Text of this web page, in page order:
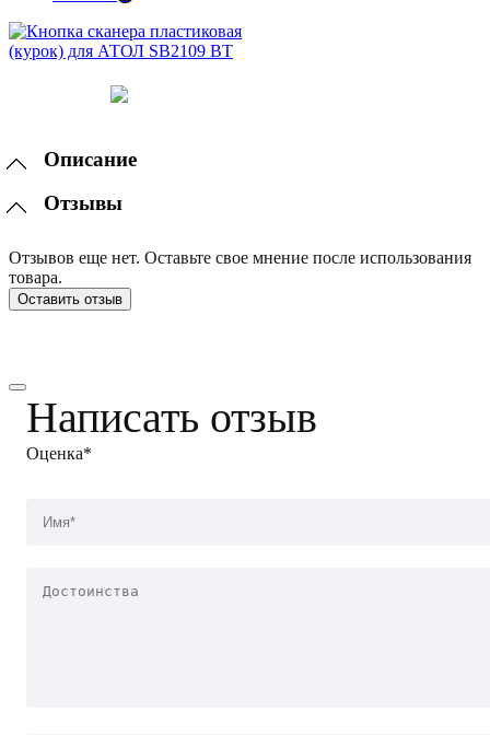
Описание
Отзывы
Отзывов еще нет. Оставьте свое мнение после использования
товара.
Оставить отзыв
Написать отзыв
Оценка*